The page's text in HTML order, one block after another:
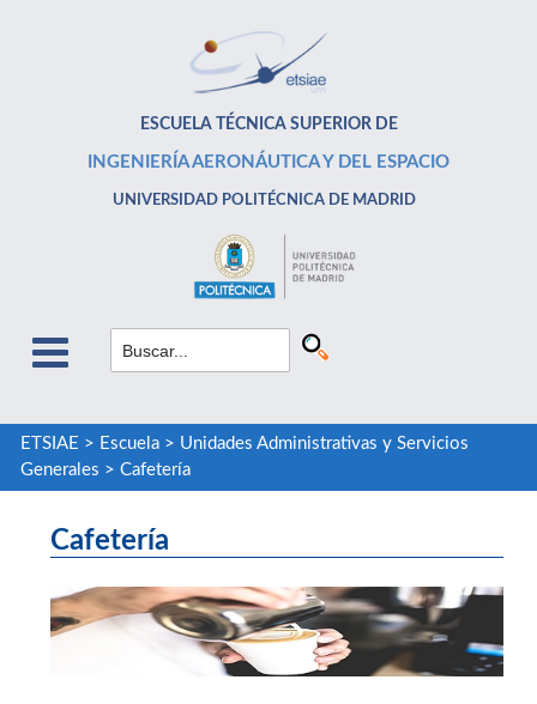
ESCUELA TÉCNICA SUPERIOR DE
INGENIERÍA AERONÁUTICA Y DEL ESPACIO
UNIVERSIDAD POLITÉCNICA DE MADRID
ETSIAE > Escuela> Unidades Administrativas y Servicios
Generales > Cafetería
Cafetería